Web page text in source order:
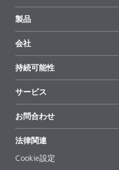
DISPERBYK-190および
樹脂なしのピグメント
製品
DISPERBYK-190, DISPERBYK-
2014
PDF をダウンロード
DISPERBYK-193および
樹脂ありのピグメント
製品
製品
全製品
ハイライト
会社
ニュース
拠点と販売代理店
展示会 & イベント
経営陣
持続可能性
持続可能な製品
サクセスストーリー
EcoVadis
証明書
サービス
配合の出発点
論文記事
ebooks(電子書籍)
お問合わせ
法律関連
Cookie設定